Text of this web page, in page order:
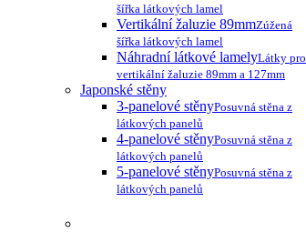
šířka látkových lamel
Vertikální žaluzie 89mmZúžená
šířka látkových lamel
Náhradní látkové lamelyLátky pro
vertikální žaluzie 89mm a 127mm
Japonské stěny
3-panelové stěnyPosuvná stěna z
látkových panelů
4-panelové stěnyPosuvná stěna z
látkových panelů
5-panelové stěnyPosuvná stěna z
látkových panelů